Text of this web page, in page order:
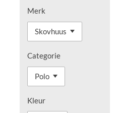
Merk
Categorie
Kleur